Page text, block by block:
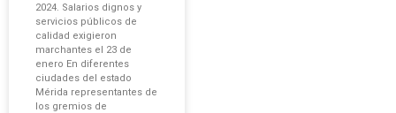
2024. Salarios dignos y
servicios públicos de
calidad exigieron
marchantes el 23 de
enero En diferentes
ciudades del estado
Mérida representantes de
los gremios de